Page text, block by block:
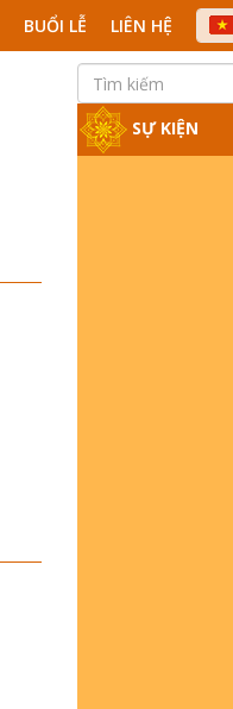
BUỔI LỄ LIÊN HỆ
SỰ KIỆN